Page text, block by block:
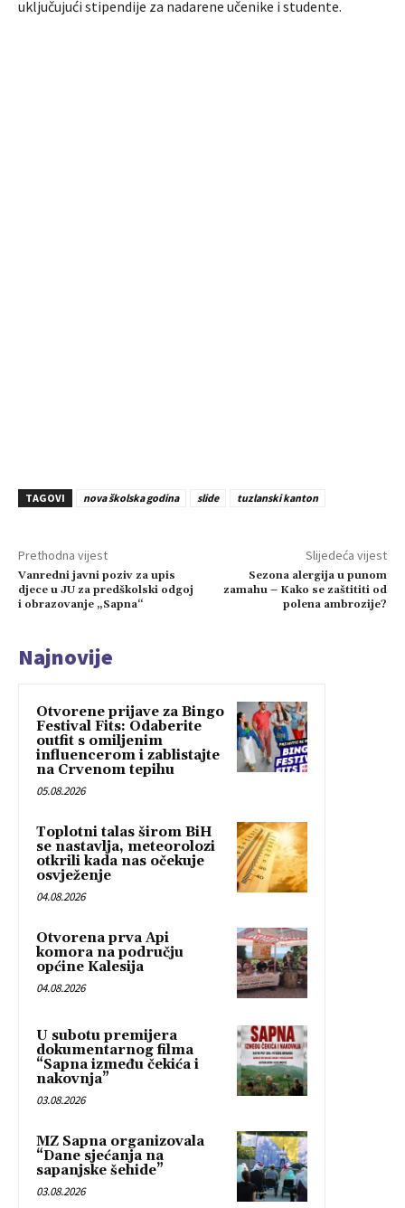
uključujući stipendije za nadarene učenike i studente.
TAGOVI nova školska godina slide tuzlanski kanton
Prethodna vijest
Vanredni javni poziv za upis
djece u JU za predškolski odgoj
i obrazovanje „Sapna“
Slijedeća vijest
Sezona alergija u punom
zamahu – Kako se zaštititi od
polena ambrozije?
Najnovije
Otvorene prijave za Bingo
Festival Fits: Odaberite
outfit s omiljenim
influencerom i zablistajte
na Crvenom tepihu
05.08.2026
Toplotni talas širom BiH
se nastavlja, meteorolozi
otkrili kada nas očekuje
osvježenje
04.08.2026
Otvorena prva Api
komora na području
općine Kalesija
04.08.2026
U subotu premijera
dokumentarnog filma
“Sapna između čekića i
nakovnja”
03.08.2026
MZ Sapna organizovala
“Dane sjećanja na
sapanjske šehide”
03.08.2026